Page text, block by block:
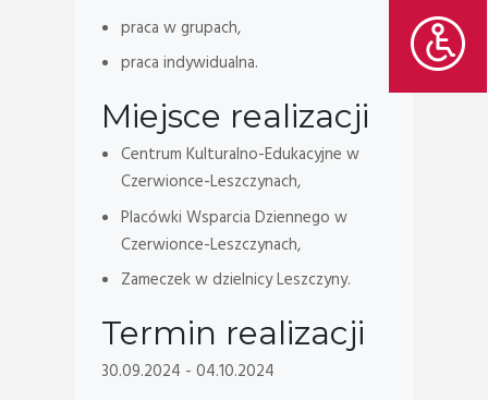
praca w grupach,
praca indywidualna.
Miejsce realizacji
Centrum Kulturalno-Edukacyjne w
Czerwionce-Leszczynach,
Placówki Wsparcia Dziennego w
Czerwionce-Leszczynach,
Zameczek w dzielnicy Leszczyny.
Termin realizacji
30.09.2024 - 04.10.2024